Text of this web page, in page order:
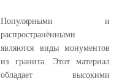
Популярными и
распространёнными
являются виды монументов
из гранита. Этот материал
обладает высокими